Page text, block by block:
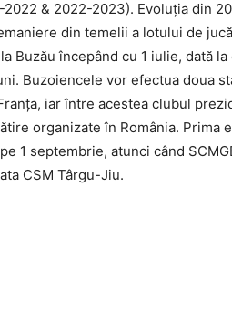
2022 & 2022-2023). Evoluția din
din temelii a lotului de
Buzău începând cu 1 iulie, dată
Buzoiencele vor efectua doua
iar între acestea clubul
organizate în România. Prima
1 septembrie, atunci când
CSM Târgu-Jiu.